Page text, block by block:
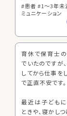
#患者 #1～3年未
ミュニケーション
育休で保育士
でいたのですが
してから仕事を
で正直不安です。
最近は子ども
ときや、寝かし